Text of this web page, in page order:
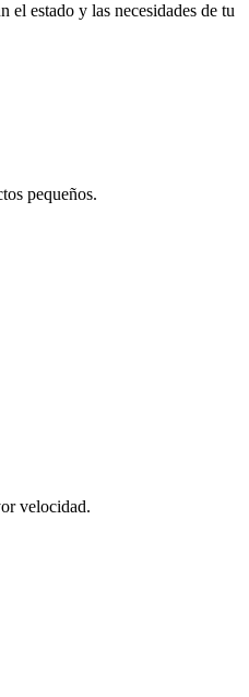
el estado y las necesidades de tu
pequeños.
velocidad.